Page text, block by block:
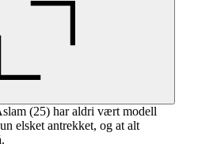
(25) har aldri vært modell
elsket antrekket, og at alt